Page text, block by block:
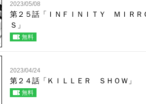
2023/05/08
第２５話「ＩＮＦＩＮＩＴＹ ＭＩＲＲ
Ｓ」
無料
2023/04/24
第２４話「ＫＩＬＬＥＲ ＳＨＯＷ」
無料